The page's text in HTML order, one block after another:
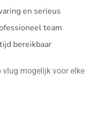
en serieus
team
bereikbaar
vlug mogelijk voor elke